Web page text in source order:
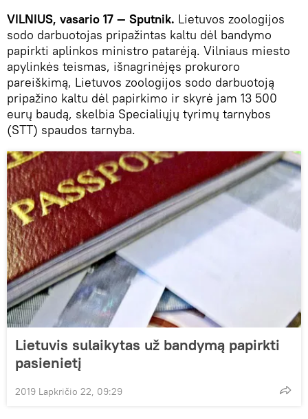
VILNIUS, vasario 17 — Sputnik. Lietuvos zoologijos
sodo darbuotojas pripažintas kaltu dėl bandymo
papirkti aplinkos ministro patarėją. Vilniaus miesto
apylinkės teismas, išnagrinėjęs prokuroro
pareiškimą, Lietuvos zoologijos sodo darbuotoją
pripažino kaltu dėl papirkimo ir skyrė jam 13 500
eurų baudą, skelbia Specialiųjų tyrimų tarnybos
(STT) spaudos tarnyba.
Lietuvis sulaikytas už bandymą papirkti
pasienietį
2019 Lapkričio 22, 09:29